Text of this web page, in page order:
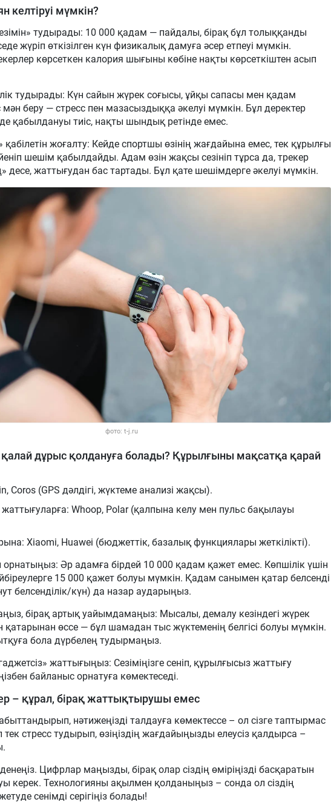
келтіруі мүмкін?
тудырады: 10 000 қадам — пайдалы, бірақ бұл толыққанды
жүріп өткізілген күн физикалық дамуға әсер етпеуі мүмкін.
көрсеткен калория шығыны көбіне нақты көрсеткіштен асып
тудырады: Күн сайын жүрек соғысы, ұйқы сапасы мен қадам
беру — стресс пен мазасыздыққа әкелуі мүмкін. Бұл деректер
қабылдануы тиіс, нақты шындық ретінде емес.
қабілетін жоғалту: Кейде спортшы өзінің жағдайына емес, тек құрылғы
шешім қабылдайды. Адам өзін жақсы сезініп тұрса да, трекер
десе, жаттығудан бас тартады. Бұл қате шешімдерге әкелуі мүмкін.
фото: t-j.ru
қалай дұрыс қолдануға болады? Құрылғыны мақсатқа қарай
Coros (GPS дәлдігі, жүктеме анализі жақсы).
Whoop, Polar (қалпына келу мен пульс бақылауы
Xiaomi, Huawei (бюджеттік, базалық функциялары жеткілікті).
Әр адамға бірдей 10 000 қадам қажет емес. Көпшілік үшін
15 000 қажет болуы мүмкін. Қадам санымен қатар белсенді
белсенділік/күн) да назар аударыңыз.
бірақ артық уайымдамаңыз: Мысалы, демалу кезіндегі жүрек
қатарынан өссе — бұл шамадан тыс жүктеменің белгісі болуы мүмкін.
бола дүрбелең тудырмаңыз.
жаттығыңыз: Сезіміңізге сеніп, құрылғысыз жаттығу
байланыс орнатуға көмектеседі.
– құрал, бірақ жаттықтырушы емес
нәтижеңізді талдауға көмектессе – ол сізге таптырмас
тек стресс тудырып, өзіңіздің жағдайыңызды елеусіз қалдырса –
Цифрлар маңызды, бірақ олар сіздің өміріңізді басқаратын
керек. Технологияны ақылмен қолданыңыз – сонда ол сіздің
сенімді серігіңіз болады!